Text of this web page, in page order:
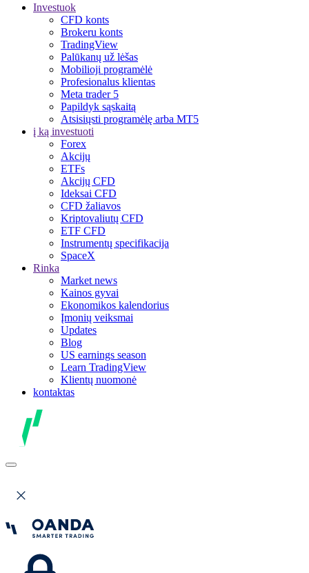
Investuok
CFD konts
Brokeru konts
TradingView
Palūkanų už lėšas
Mobilioji programėlė
Profesionalus klientas
Meta trader 5
Papildyk sąskaitą
Atsisiųsti programėlę arba MT5
į ką investuoti
Forex
Akcijų
ETFs
Akcijų CFD
Ideksai CFD
CFD žaliavos
Kriptovaliutų CFD
ETF CFD
Instrumentų specifikacija
SpaceX
Rinka
Market news
Kainos gyvai
Ekonomikos kalendorius
Įmonių veiksmai
Updates
Blog
US earnings season
Learn TradingView
Klientų nuomonė
kontaktas